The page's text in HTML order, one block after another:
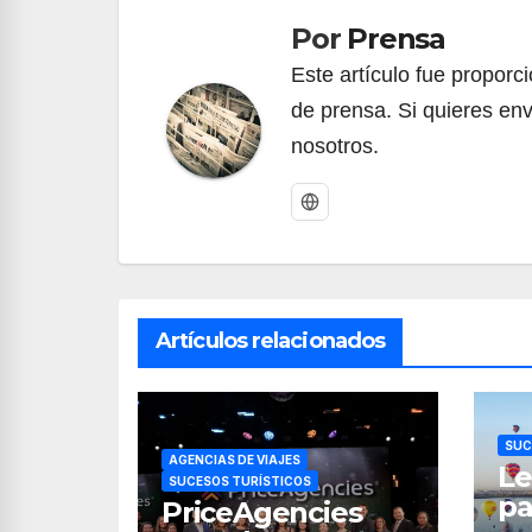
entradas
Por Prensa
Este artículo fue
de prensa. Si quieres
nosotros.
Artículos relacionados
AGENCIAS DE VIAJES
SUCESOS TURÍSTICOS
PriceAgencies